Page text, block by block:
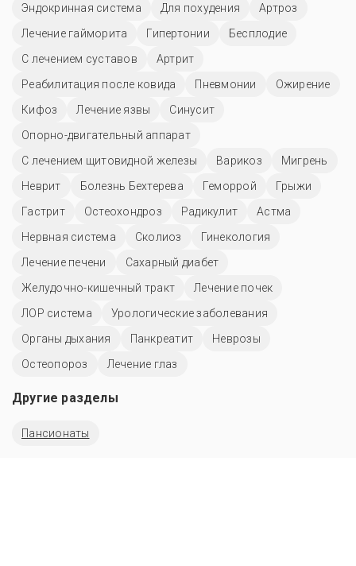
Эндокринная система
Для похудения
Артроз
Лечение гайморита
Гипертонии
Бесплодие
С лечением суставов
Артрит
Реабилитация после ковида
Пневмонии
Ожирение
Кифоз
Лечение язвы
Синусит
Опорно-двигательный аппарат
С лечением щитовидной железы
Варикоз
Мигрень
Неврит
Болезнь Бехтерева Геморрой
Грыжи
Гастрит
Остеохондроз Радикулит
Астма
Нервная система
Сколиоз
Гинекология
Лечение печени
Сахарный диабет
Желудочно-кишечный тракт
Лечение почек
ЛОР система
Урологические заболевания
Органы дыхания
Панкреатит
Неврозы
Остеопороз
Лечение глаз
Другие разделы
Пансионаты